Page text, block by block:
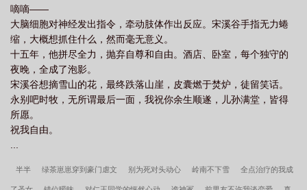
嘀嘀——
大脑细胞对神经发出指令，牵动肢体作出反应。宋溪谷手指无力蜷
缩，大概想抓住什么，然而毫无意义。
十五年，他拼尽全力，抛弃自尊和自由。酒店、卧室，每个独守的
夜晚，全成了泡影。
宋溪谷想摘雪山的花，最终跌落山崖，皮囊燃于焚炉，徒留笑话。
永别吧时牧，无所谓最后一面，我祝你余生顺遂，儿孙满堂，皆得
所愿。
祝我自由。
半半 绿茶崽崽穿到豪门虐文 别为死对头动心 岭南不下雪 全点治疗的我成